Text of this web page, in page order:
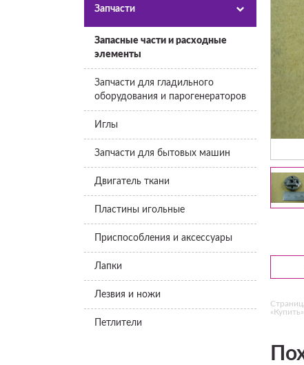
Запчасти
Запасные части и расходные
элементы
Запчасти для гладильного
оборудования и парогенераторов
Иглы
Запчасти для бытовых машин
Двигатель ткани
Пластины игольные
Приспособления и аксессуары
Лапки
Лезвия и ножи
Петлители